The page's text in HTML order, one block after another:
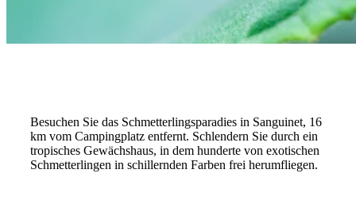
Besuchen Sie das Schmetterlingsparadies in Sanguinet, 16
km vom Campingplatz entfernt. Schlendern Sie durch ein
tropisches Gewächshaus, in dem hunderte von exotischen
Schmetterlingen in schillernden Farben frei herumfliegen.